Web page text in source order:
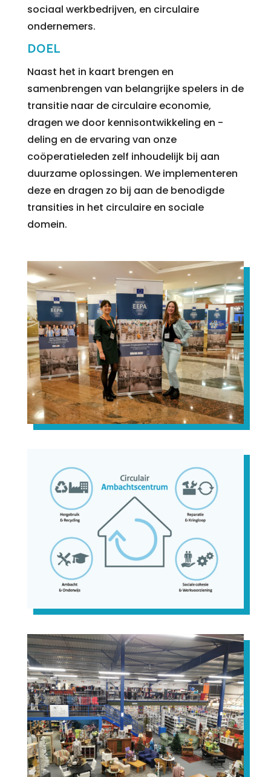
sociaal werkbedrijven, en circulaire
ondernemers.
DOEL
Naast het in kaart brengen en
samenbrengen van belangrijke spelers in de
transitie naar de circulaire economie,
dragen we door kennisontwikkeling en -
deling en de ervaring van onze
coöperatieleden zelf inhoudelijk bij aan
duurzame oplossingen. We implementeren
deze en dragen zo bij aan de benodigde
transities in het circulaire en sociale
domein.